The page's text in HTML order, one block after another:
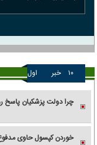
۱۰ خبر اول
چرا دولت پزشکیان
خوردن کپسول حاوی